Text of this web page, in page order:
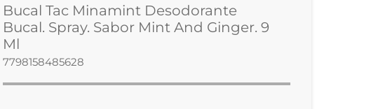
Bucal Tac Minamint Desodorante
Bucal. Spray. Sabor Mint And Ginger. 9
Ml
7798158485628